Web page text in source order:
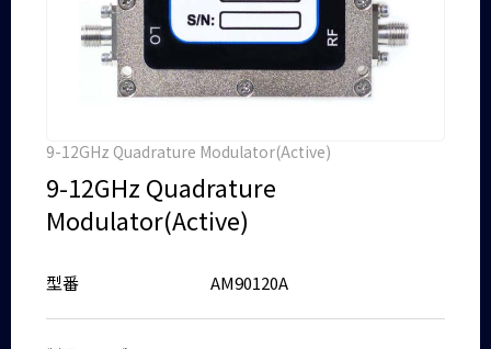
9-12GHz Quadrature Modulator(Active)
9-12GHz Quadrature
Modulator(Active)
型番 AM90120A